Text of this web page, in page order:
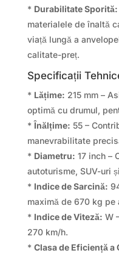
* Durabilitate Sporită:
materialele de înaltă
viață lungă a
calitate-preț.
Specificații
* Lățime: 215 mm –
optimă cu drumul,
*Înălțime: 55 –
manevrabilitate
* Diametru: 17 inch –
autoturisme, SUV-uri
* Indice de Sarcină:
maximă de 670 kg pe
* Indice de Viteză: W
270 km/h.
* Clasa de Eficiență